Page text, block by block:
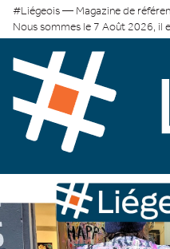
#Liégeois — Magazine de
Nous sommes le 7 Août 2026, il